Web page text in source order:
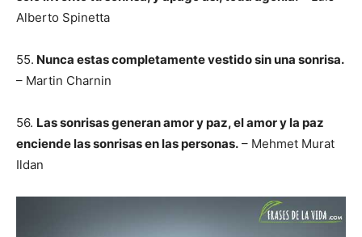
Alberto Spinetta
55. Nunca estas completamente vestido sin una sonrisa.
– Martin Charnin
56. Las sonrisas generan amor y paz, el amor y la paz
enciende las sonrisas en las personas. – Mehmet Murat
Ildan